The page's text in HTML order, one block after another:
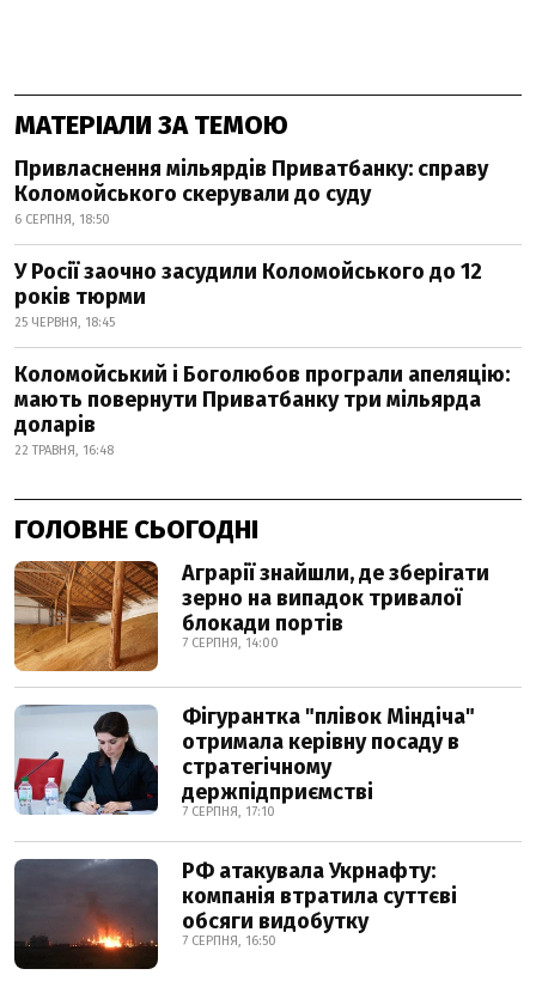
МАТЕРІАЛИ ЗА ТЕМОЮ
Привласнення мільярдів Приватбанку: справу
Коломойського скерували до суду
6 СЕРПНЯ, 18:50
У Росії заочно засудили Коломойського до 12
років тюрми
25 ЧЕРВНЯ, 18:45
Коломойський і Боголюбов програли апеляцію:
мають повернути Приватбанку три мільярда
доларів
22 ТРАВНЯ, 16:48
ГОЛОВНЕ СЬОГОДНІ
Аграрії знайшли, де зберігати
зерно на випадок тривалої
блокади портів
7 СЕРПНЯ, 14:00
Фігурантка "плівок Міндіча"
отримала керівну посаду в
стратегічному
держпідприємстві
7 СЕРПНЯ, 17:10
РФ атакувала Укрнафту:
компанія втратила суттєві
обсяги видобутку
7 СЕРПНЯ, 16:50